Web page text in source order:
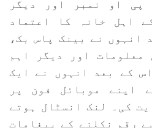
پی او نمبر اور دیگر
اہل خانہ کا اعتماد
انہوں نے بینک پاس بک،
اور دیگر اہم
کے بعد انہوں نے ایک
اپنے موبائل فون پر
کی۔ لنک انسٹال ہوتے
رقم نکلنے کے پیغامات